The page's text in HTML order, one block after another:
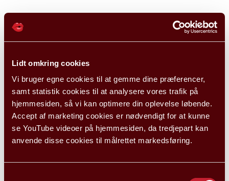
Lidt omkring cookies
Vi bruger egne cookies til at gemme dine præferencer,
samt statistik cookies til at analysere vores trafik på
hjemmesiden, så vi kan optimere din oplevelse løbende.
Accept af marketing cookies er nødvendigt for at kunne
se YouTube videoer på hjemmesiden, da tredjepart kan
anvende disse cookies til målrettet markedsføring.